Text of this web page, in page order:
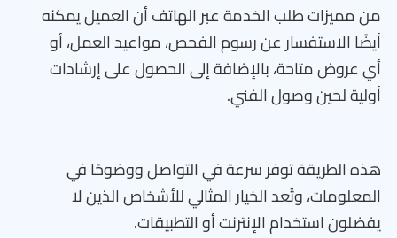
من مميزات طلب الخدمة عبر الهاتف أن العميل يمكنه
أيضًا الاستفسار عن رسوم الفحص، مواعيد العمل، أو
أي عروض متاحة، بالإضافة إلى الحصول على إرشادات
أولية لحين وصول الفني.
هذه الطريقة توفر سرعة في التواصل ووضوحًا في
المعلومات، وتُعد الخيار المثالي للأشخاص الذين لا
يفضلون استخدام الإنترنت أو التطبيقات.